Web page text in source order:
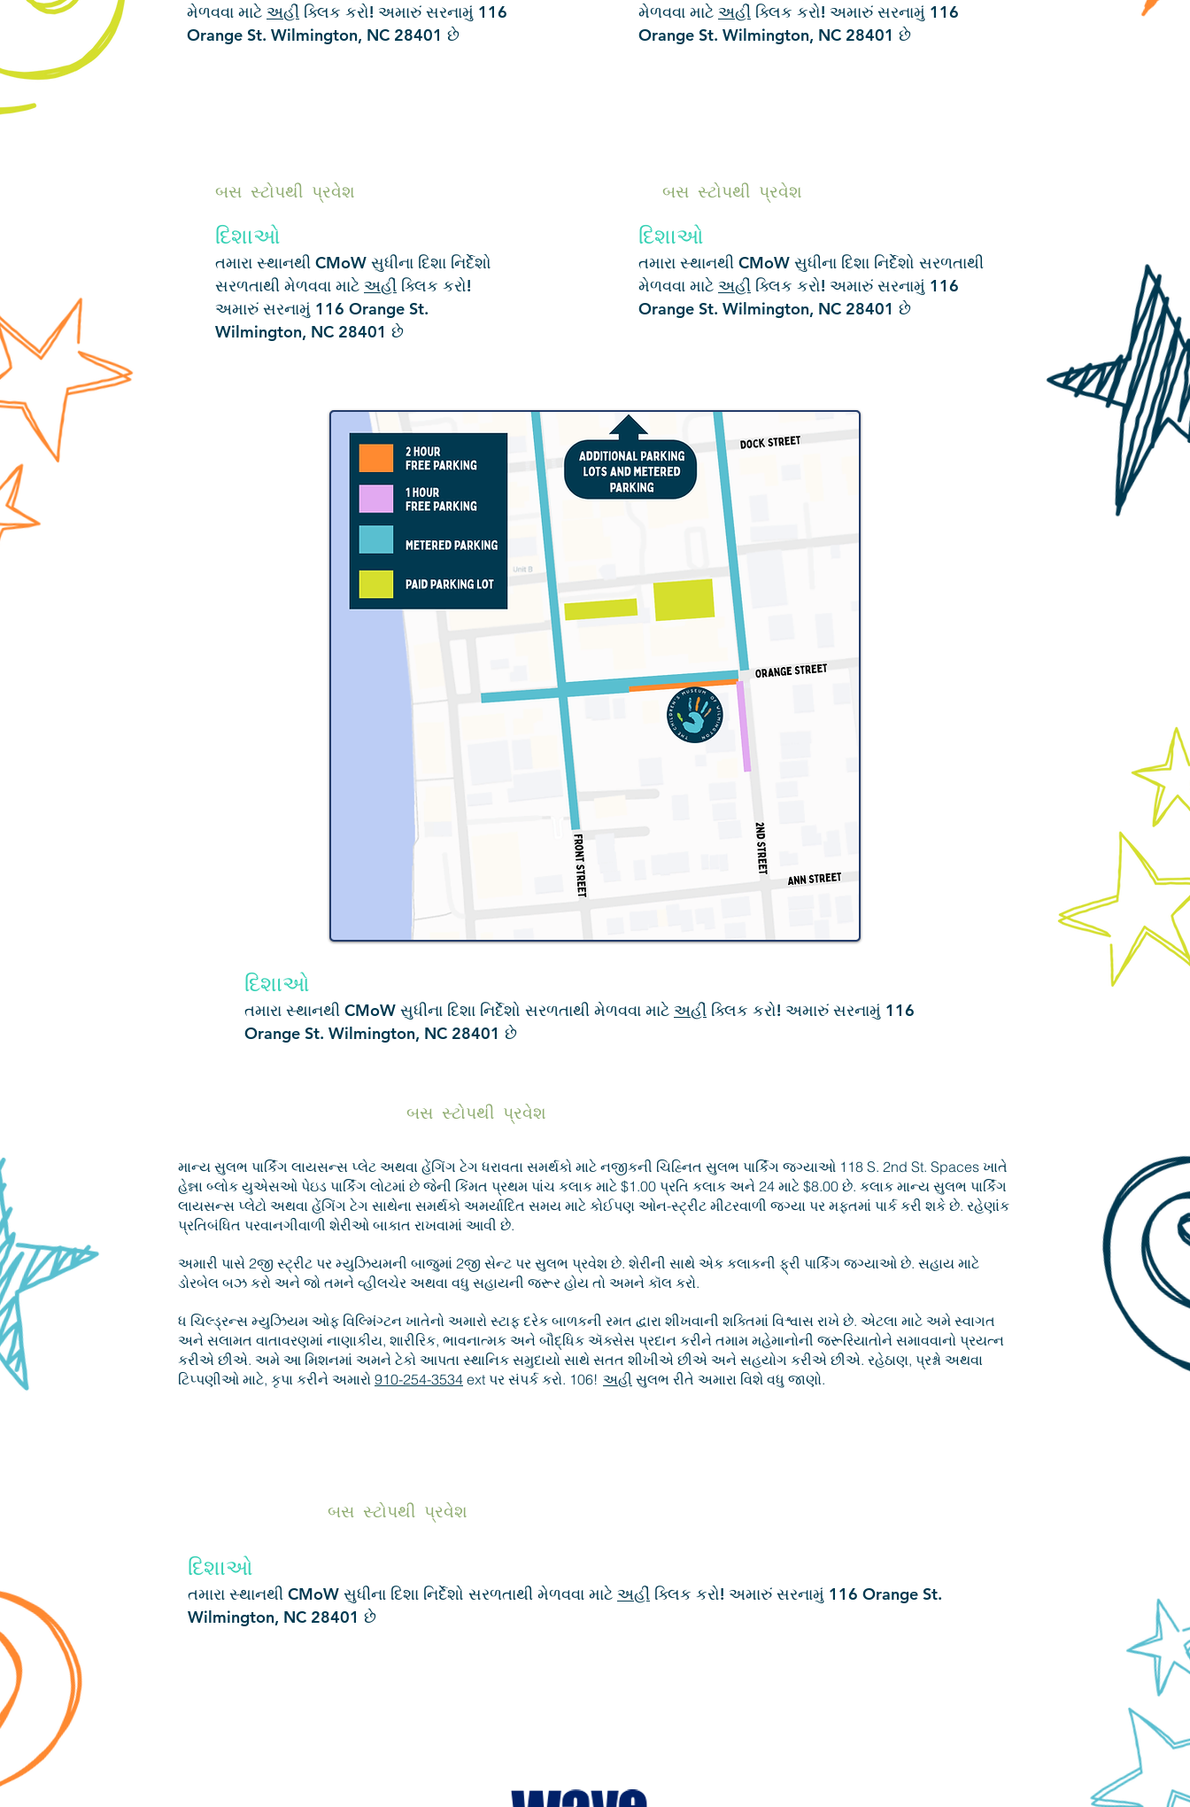
મેળવવા માટે અહીં ક્લિક કરો! અમારું સરનામું 116
Orange St. Wilmington, NC 28401 છે
મેળવવા માટે અહીં ક્લિક કરો! અમારું સરનામું 116
Orange St. Wilmington, NC 28401 છે
બસ સ્ટોપથી પ્રવેશ
દિશાઓ
તમારા સ્થાનથી CMoW સુધીના દિશા નિર્દેશો
સરળતાથી મેળવવા માટે અહીં ક્લિક કરો!
અમારું સરનામું 116 Orange St.
Wilmington, NC 28401 છે
બસ સ્ટોપથી પ્રવેશ
દિશાઓ
તમારા સ્થાનથી CMoW સુધીના દિશા નિર્દેશો સરળતાથી
મેળવવા માટે અહીં ક્લિક કરો! અમારું સરનામું 116
Orange St. Wilmington, NC 28401 છે
દિશાઓ
તમારા સ્થાનથી CMoW સુધીના દિશા નિર્દેશો સરળતાથી મેળવવા માટે અહીં ક્લિક કરો! અમારું સરનામું 116
Orange St. Wilmington, NC 28401 છે
બસ સ્ટોપથી પ્રવેશ
માન્ય સુલભ પાર્કિંગ લાયસન્સ પ્લેટ અથવા હેંગિંગ ટેગ ધરાવતા સમર્થકો માટે નજીકની ચિહ્નિત સુલભ પાર્કિંગ જગ્યાઓ 118 S. 2nd St. Spaces ખાતે
હેન્ના બ્લોક યુએસઓ પેઇડ પાર્કિંગ લોટમાં છે જેની કિંમત પ્રથમ પાંચ કલાક માટે $1.00 પ્રતિ કલાક અને 24 માટે $8.00 છે. કલાક માન્ય સુલભ પાર્કિંગ
લાયસન્સ પ્લેટો અથવા હેંગિંગ ટેગ સાથેના સમર્થકો અમર્યાદિત સમય માટે કોઈપણ ઓન-સ્ટ્રીટ મીટરવાળી જગ્યા પર મફતમાં પાર્ક કરી શકે છે. રહેણાંક
પ્રતિબંધિત પરવાનગીવાળી શેરીઓ બાકાત રાખવામાં આવી છે.
અમારી પાસે 2જી સ્ટ્રીટ પર મ્યુઝિયમની બાજુમાં 2જી સેન્ટ પર સુલભ પ્રવેશ છે. શેરીની સાથે એક કલાકની ફ્રી પાર્કિંગ જગ્યાઓ છે. સહાય માટે
ડોરબેલ બઝ કરો અને જો તમને વ્હીલચેર અથવા વધુ સહાયની જરૂર હોય તો અમને કૉલ કરો.
ધ ચિલ્ડ્રન્સ મ્યુઝિયમ ઓફ વિલ્મિંગ્ટન ખાતેનો અમારો સ્ટાફ દરેક બાળકની રમત દ્વારા શીખવાની શક્તિમાં વિશ્વાસ રાખે છે. એટલા માટે અમે સ્વાગત
અને સલામત વાતાવરણમાં નાણાકીય, શારીરિક, ભાવનાત્મક અને બૌદ્ધિક ઍક્સેસ પ્રદાન કરીને તમામ મહેમાનોની જરૂરિયાતોને સમાવવાનો પ્રયત્ન
કરીએ છીએ. અમે આ મિશનમાં અમને ટેકો આપતા સ્થાનિક સમુદાયો સાથે સતત શીખીએ છીએ અને સહયોગ કરીએ છીએ. રહેઠાણ, પ્રશ્નો અથવા
ટિપ્પણીઓ માટે, કૃપા કરીને અમારો 910-254-3534 ext પર સંપર્ક કરો. 106! અહી સુલભ રીતે અમારા વિશે વધુ જાણો.
બસ સ્ટોપથી પ્રવેશ
દિશાઓ
તમારા સ્થાનથી CMoW સુધીના દિશા નિર્દેશો સરળતાથી મેળવવા માટે અહીં ક્લિક કરો! અમારું સરનામું 116 Orange St.
Wilmington, NC 28401 છે